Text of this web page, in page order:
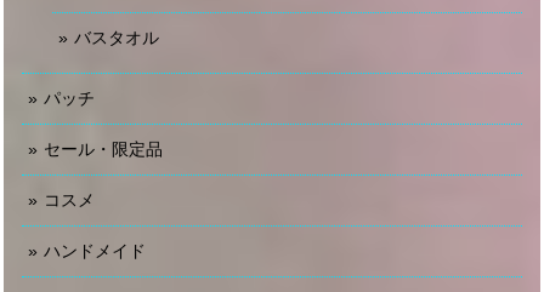
バスタオル
パッチ
セール・限定品
コスメ
ハンドメイド